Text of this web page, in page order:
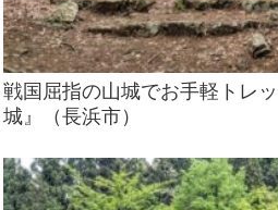
戦国屈指の山城でお手軽トレ
城』（長浜市）